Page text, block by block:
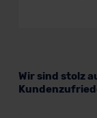
Wir sind stolz